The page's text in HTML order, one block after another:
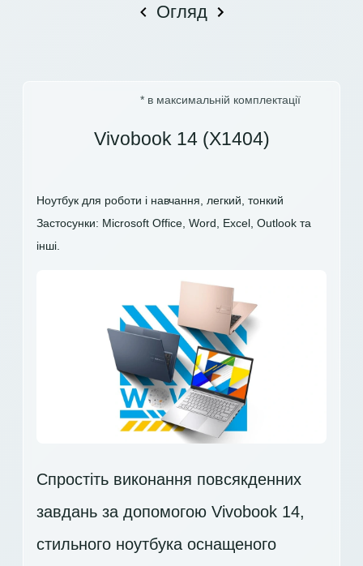
Огляд
* в максимальній комплектації
Vivobook 14 (X1404)
Ноутбук для роботи і навчання, легкий, тонкий
Застосунки: Microsoft Office, Word, Excel, Outlook та
інші.
Спростіть виконання повсякденних
завдань за допомогою Vivobook 14,
стильного ноутбука оснащеного